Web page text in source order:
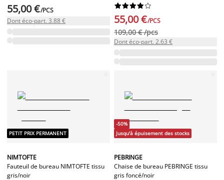
55,00 €/PCS
Dont éco-part. 3.88 €






55,00 €/PCS
109,00 € /pcs
Dont éco-part. 2.63 €
PETIT PRIX PERMANENT
NIMTOFTE
Fauteuil de bureau NIMTOFTE tissu
gris/noir
-50%
Jusqu'à épuisement des stocks
PEBRINGE
Chaise de bureau PEBRINGE tissu
gris foncé/noir